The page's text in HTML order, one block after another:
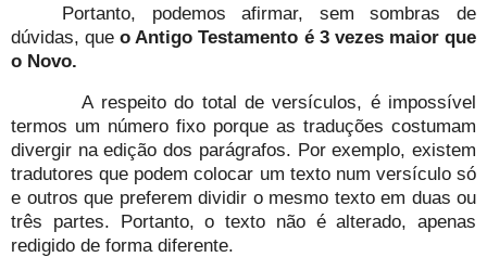
Portanto, podemos afirmar, sem sombras de
dúvidas, queo Antigo Testamento é 3 vezes maior que
o Novo.
A respeito do total de versículos, é impossível
termos um número fixo porque as traduções costumam
divergir na edição dos parágrafos. Por exemplo, existem
tradutores que podem colocar um texto num versículo só
e outros que preferem dividir o mesmo texto em duas ou
três partes. Portanto, o texto não é alterado, apenas
redigido de forma diferente.